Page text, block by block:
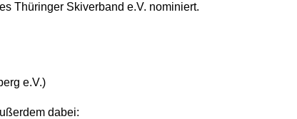
Thüringer Skiverband e.V. nominiert.
e.V.)
dabei: